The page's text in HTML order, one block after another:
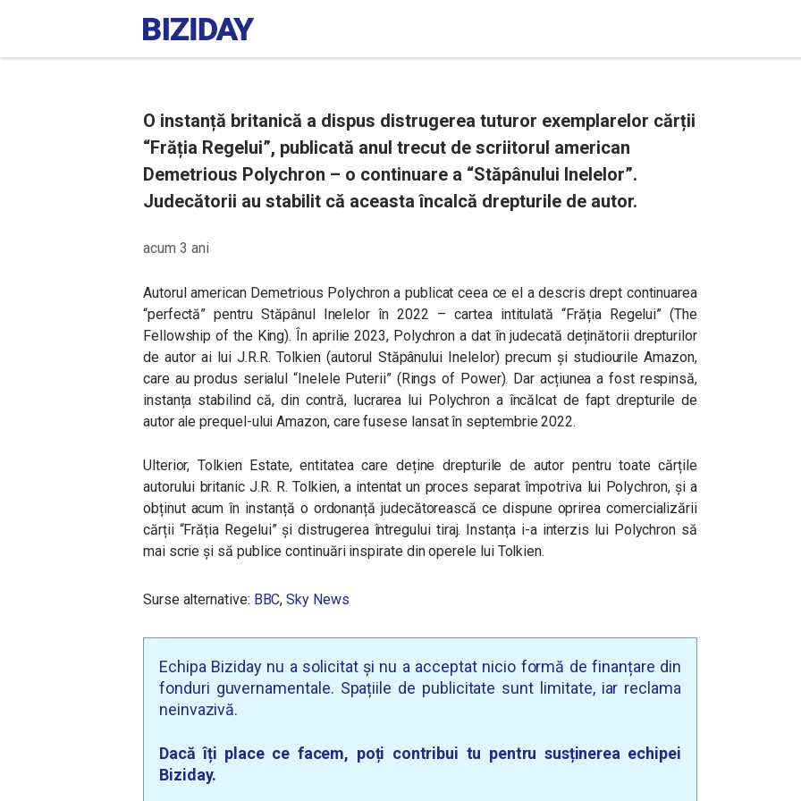
O instanță britanică a dispus distrugerea tuturor exemplarelor cărții
“Frăția Regelui”, publicată anul trecut de scriitorul american
Demetrious Polychron – o continuare a “Stăpânului Inelelor”.
Judecătorii au stabilit că aceasta încalcă drepturile de autor.
acum 3 ani
Autorul american Demetrious Polychron a publicat ceea ce el a descris drept continuarea
“perfectă” pentru Stăpânul Inelelor în 2022 – cartea intitulată “Frăția Regelui” (The
Fellowship of the King). În aprilie 2023, Polychron a dat în judecată deținătorii drepturilor
de autor ai lui J.R.R. Tolkien (autorul Stăpânului Inelelor) precum și studiourile Amazon,
care au produs serialul “Inelele Puterii” (Rings of Power). Dar acțiunea a fost respinsă,
instanța stabilind că, din contră, lucrarea lui Polychron a încălcat de fapt drepturile de
autor ale prequel-ului Amazon, care fusese lansat în septembrie 2022.
Ulterior, Tolkien Estate, entitatea care deține drepturile de autor pentru toate cărțile
autorului britanic J.R. R. Tolkien, a intentat un proces separat împotriva lui Polychron, și a
obținut acum în instanță o ordonanță judecătorească ce dispune oprirea comercializării
cărții “Frăția Regelui” și distrugerea întregului tiraj. Instanța i-a interzis lui Polychron să
mai scrie și să publice continuări inspirate din operele lui Tolkien.
Surse alternative: BBC,Sky News
Echipa Biziday nu a solicitat și nu a acceptat nicio formă de finanțare din
fonduri guvernamentale. Spațiile de publicitate sunt limitate, iar reclama
neinvazivă.
Dacă îți place ce facem, poți contribui tu pentru susținerea echipei
Biziday.